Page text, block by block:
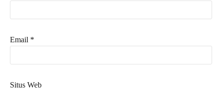
Email *
Situs Web